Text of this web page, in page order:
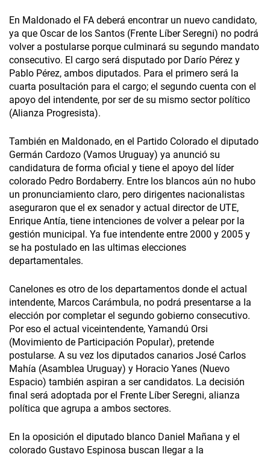
En Maldonado el FA deberá encontrar un nuevo candidato,
ya que Oscar de los Santos (Frente Líber Seregni) no podrá
volver a postularse porque culminará su segundo mandato
consecutivo. El cargo será disputado por Darío Pérez y
Pablo Pérez, ambos diputados. Para el primero será la
cuarta posultación para el cargo; el segundo cuenta con el
apoyo del intendente, por ser de su mismo sector político
(Alianza Progresista).
También en Maldonado, en el Partido Colorado el diputado
Germán Cardozo (Vamos Uruguay) ya anunció su
candidatura de forma oficial y tiene el apoyo del líder
colorado Pedro Bordaberry. Entre los blancos aún no hubo
un pronunciamiento claro, pero dirigentes nacionalistas
aseguraron que el ex senador y actual director de UTE,
Enrique Antía, tiene intenciones de volver a pelear por la
gestión municipal. Ya fue intendente entre 2000 y 2005 y
se ha postulado en las ultimas elecciones
departamentales.
Canelones es otro de los departamentos donde el actual
intendente, Marcos Carámbula, no podrá presentarse a la
elección por completar el segundo gobierno consecutivo.
Por eso el actual viceintendente, Yamandú Orsi
(Movimiento de Participación Popular), pretende
postularse. A su vez los diputados canarios José Carlos
Mahía (Asamblea Uruguay) y Horacio Yanes (Nuevo
Espacio) también aspiran a ser candidatos. La decisión
final será adoptada por el Frente Líber Seregni, alianza
política que agrupa a ambos sectores.
En la oposición el diputado blanco Daniel Mañana y el
colorado Gustavo Espinosa buscan llegar a la